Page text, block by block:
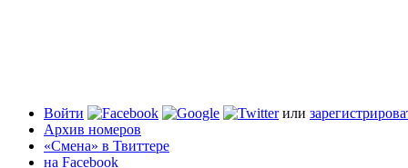
Войти или
Архив номеров
«Смена» в Твиттере
на Facebook